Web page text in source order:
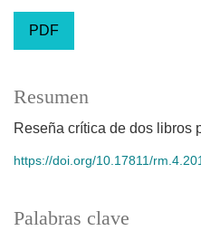
PDF
Palabras clave
Resumen
Reseña crítica de dos libros
https://doi.org/10.17811/